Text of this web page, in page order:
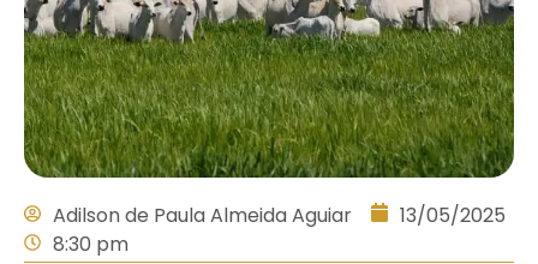
Adilson de Paula Almeida Aguiar
13/05/2025
8:30 pm